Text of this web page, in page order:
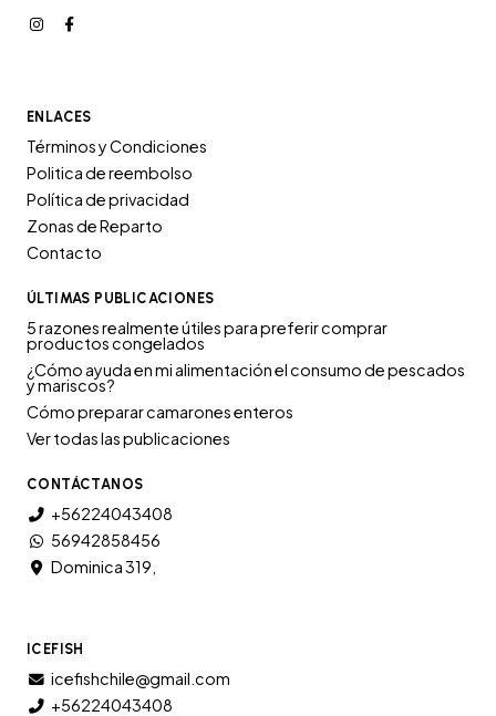
ENLACES
Términos y Condiciones
Politica de reembolso
Política de privacidad
Zonas de Reparto
Contacto
ÚLTIMAS PUBLICACIONES
5 razones realmente útiles para preferir comprar
productos congelados
¿Cómo ayuda en mi alimentación el consumo de pescados
y mariscos?
Cómo preparar camarones enteros
Ver todas las publicaciones
CONTÁCTANOS
+56224043408
56942858456
Dominica 319,
ICEFISH
icefishchile@gmail.com
+56224043408